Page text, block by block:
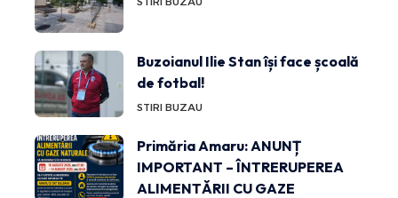
Buzoianul Ilie Stan își face școală
de fotbal!
STIRI BUZAU
Primăria Amaru: ANUNȚ
IMPORTANT – ÎNTRERUPEREA
ALIMENTĂRII CU GAZE